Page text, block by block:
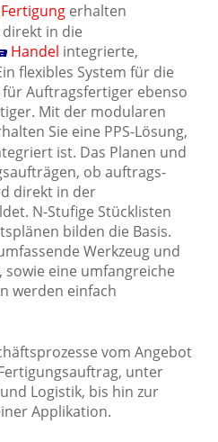
Fertigung erhalten
in die
Handel integrierte,
flexibles System für die
Auftragsfertiger ebenso
Mit der modularen
Sie eine PPS-Lösung,
ist. Das Planen und
ob auftrags-
direkt in der
N-Stufige Stücklisten
bilden die Basis.
Werkzeug und
sowie eine umfangreiche
werden einfach
vom Angebot
unter
Logistik, bis hin zur
Applikation.